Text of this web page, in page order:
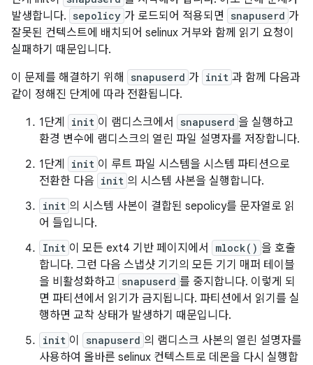
발생합니다. sepolicy 가 로드되어 적용되면 snapuserd 가
잘못된 컨텍스트에 배치되어 selinux 거부와 함께 읽기 요청이
실패하기 때문입니다.
이 문제를 해결하기 위해
snapuserd 가 init 과 함께 다음과
같이 정해진 단계에 따라 전환됩니다.
1단계
init 이 램디스크에서 snapuserd 을 실행하고
환경 변수에 램디스크의 열린 파일 설명자를 저장합니다.
1단계
init 이 루트 파일 시스템을 시스템 파티션으로
전환한 다음 init 의 시스템 사본을 실행합니다.
init 의 시스템 사본이 결합된 sepolicy를 문자열로 읽
어 들입니다.
Init 이 모든 ext4 기반 페이지에서 mlock() 을 호출
합니다. 그런 다음 스냅샷 기기의 모든 기기 매퍼 테이블
을 비활성화하고 snapuserd 를 중지합니다. 이렇게 되
면 파티션에서 읽기가 금지됩니다. 파티션에서 읽기를 실
행하면 교착 상태가 발생하기 때문입니다.
init 이 snapuserd 의 램디스크 사본의 열린 설명자를
사용하여 올바른 selinux 컨텍스트로 데몬을 다시 실행합